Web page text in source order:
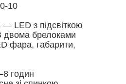
10
— LED з підсвіткою
брелоками
фара, габарити,
годин